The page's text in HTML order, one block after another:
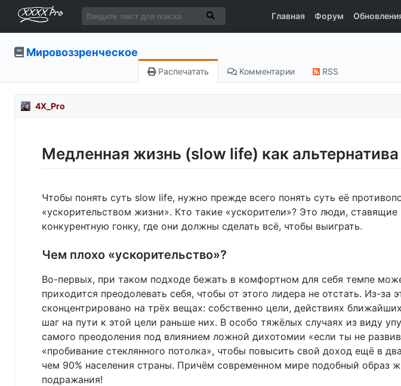
Главная Форум
Мировоззренческое
Распечатать Комментарии RSS
4X_Pro
Медленная жизнь (slow life) как
Чтобы понять суть slow life, нужно прежде всего понять суть её
«ускорительством жизни». Кто такие «ускорители»? Это люди,
конкурентную гонку, где они должны сделать всё, чтобы выиграть.
Чем плохо «ускорительство»?
Во-первых, при таком подходе бежать в комфортном для себя темпе
приходится преодолевать себя, чтобы от этого лидера не отстать. Из-за
сконцентрировано на трёх вещах: собственно цели, действиях
шаг на пути к этой цели раньше них. В особо тяжёлых случаях из виду
самого преодоления под влиянием ложной дихотомии «если ты не
«пробивание стеклянного потолка», чтобы повысить свой доход ещё в
чем 90% населения страны. Причём современном мире подобный образ
подражания!